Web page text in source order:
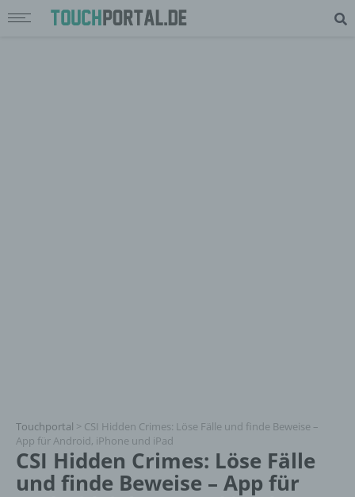
Touchportal > CSI Hidden Crimes: Löse Fälle und finde Beweise –
App für Android, iPhone und iPad
CSI Hidden Crimes: Löse Fälle
und finde Beweise – App für